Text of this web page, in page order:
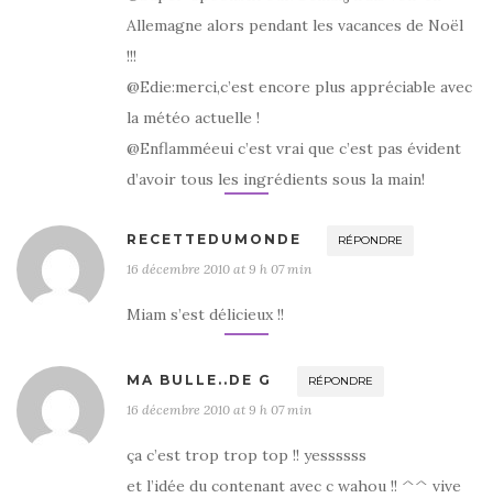
Allemagne alors pendant les vacances de Noël
!!!
@Edie:merci,c’est encore plus appréciable avec
la météo actuelle !
@Enflamméeui c’est vrai que c’est pas évident
d’avoir tous les ingrédients sous la main!
RECETTEDUMONDE RÉPONDRE
16 décembre 2010 at 9 h 07 min
Miam s’est délicieux !!
MA BULLE..DE G RÉPONDRE
16 décembre 2010 at 9 h 07 min
ça c’est trop trop top !! yessssss
et l’idée du contenant avec c wahou !! ^^ vive